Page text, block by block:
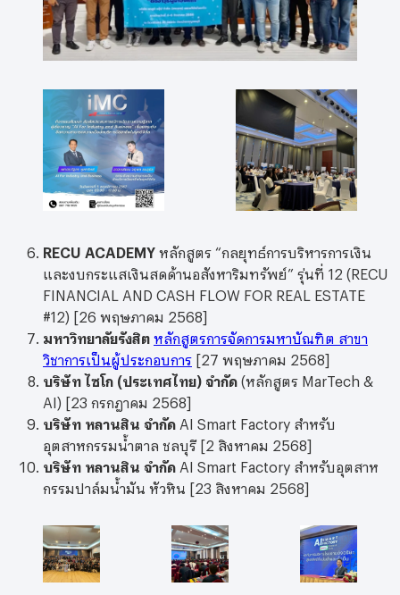
RECU ACADEMY หลักสูตร “กลยุทธ์การบริหารการเงิน
และงบกระแสเงินสดด้านอสังหาริมทรัพย์” รุ่นที่ 12 (RECU
FINANCIAL AND CASH FLOW FOR REAL ESTATE
#12) [26 พฤษภาคม 2568]
มหาวิทยาลัยรังสิต หลักสูตรการจัดการมหาบัณฑิต สาขา
วิชาการเป็นผู้ประกอบการ [27 พฤษภาคม 2568]
บริษัท ไซโก (ประเทศไทย) จำกัด (หลักสูตร MarTech &
AI) [23 กรกฎาคม 2568]
บริษัท หลานสิน จำกัด AI Smart Factory สำหรับ
อุตสาหกรรมน้ำตาล ชลบุรี [2 สิงหาคม 2568]
บริษัท หลานสิน จำกัด AI Smart Factory สำหรับอุตสาห
กรรมปาล์มน้ํามัน หัวหิน [23 สิงหาคม 2568]